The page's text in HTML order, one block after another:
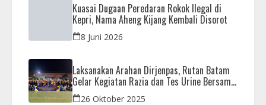
Kuasai Dugaan Peredaran Rokok Ilegal di
Kepri, Nama Aheng Kijang Kembali Disorot
8 Juni 2026
Laksanakan Arahan Dirjenpas, Rutan Batam
Gelar Kegiatan Razia dan Tes Urine Bersama
APH26 Oktober 2025